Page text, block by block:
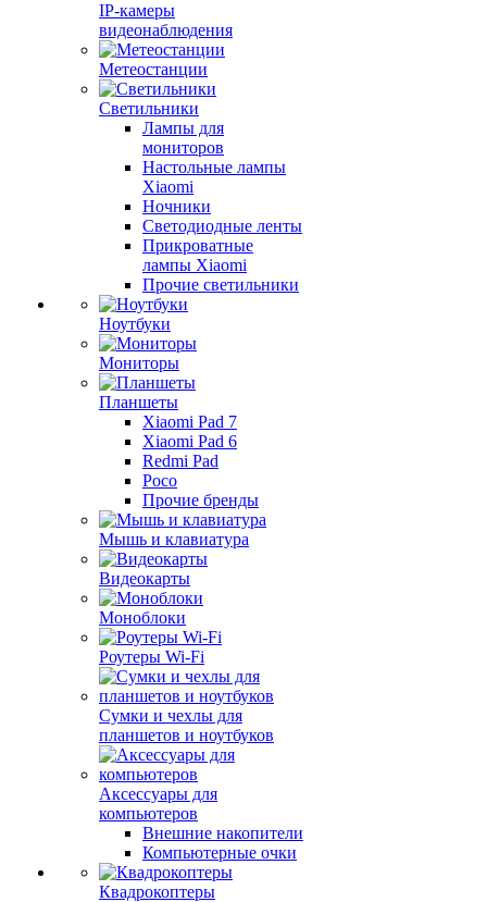
IP-камеры
видеонаблюдения
Метеостанции
Светильники
Лампы для
мониторов
Настольные лампы
Xiaomi
Ночники
Светодиодные ленты
Прикроватные
лампы Xiaomi
Прочие светильники
Ноутбуки
Мониторы
Планшеты
Xiaomi Pad 7
Xiaomi Pad 6
Redmi Pad
Poco
Прочие бренды
Мышь и клавиатура
Видеокарты
Моноблоки
Роутеры Wi-Fi
Сумки и чехлы для
планшетов и ноутбуков
Аксессуары для
компьютеров
Внешние накопители
Компьютерные очки
Квадрокоптеры